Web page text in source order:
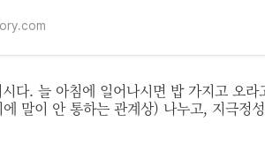
다. 늘 아침에 일어나시면 밥 가지고 오라
말이 안 통하는 관계상) 나누고, 지극정